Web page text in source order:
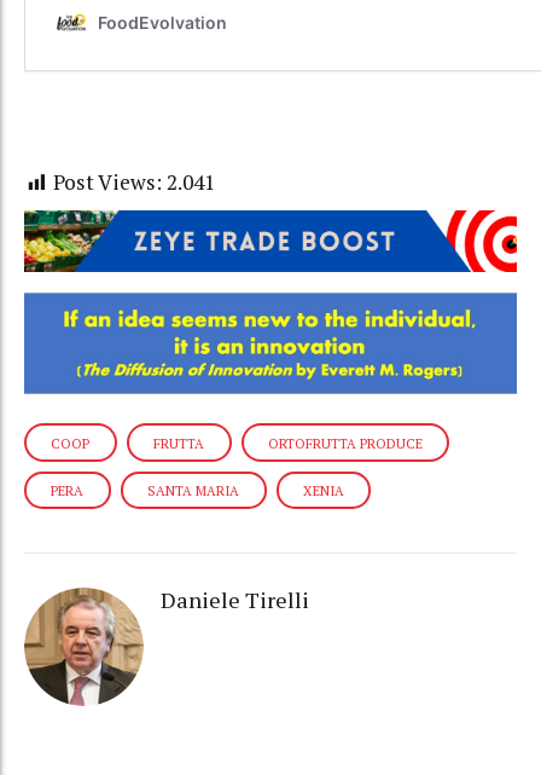
Post Views: 2.041
COOP FRUTTA ORTOFRUTTA PRODUCE
PERA SANTA MARIA XENIA
Daniele Tirelli